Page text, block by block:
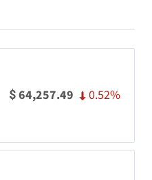
$64,257.49 0.52%